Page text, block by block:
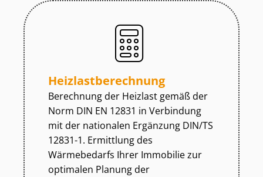
Heiz­last­be­rech­nung
Berechnung der Heizlast gemäß der
Norm DIN EN 12831 in Verbindung
mit der nationalen Ergänzung DIN/TS
12831-1. Ermittlung des
Wärmebedarfs Ihrer Immobilie zur
optimalen Planung der